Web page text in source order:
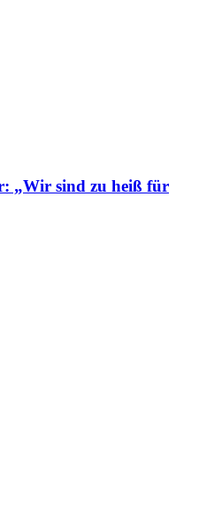
„Wir sind zu heiß für